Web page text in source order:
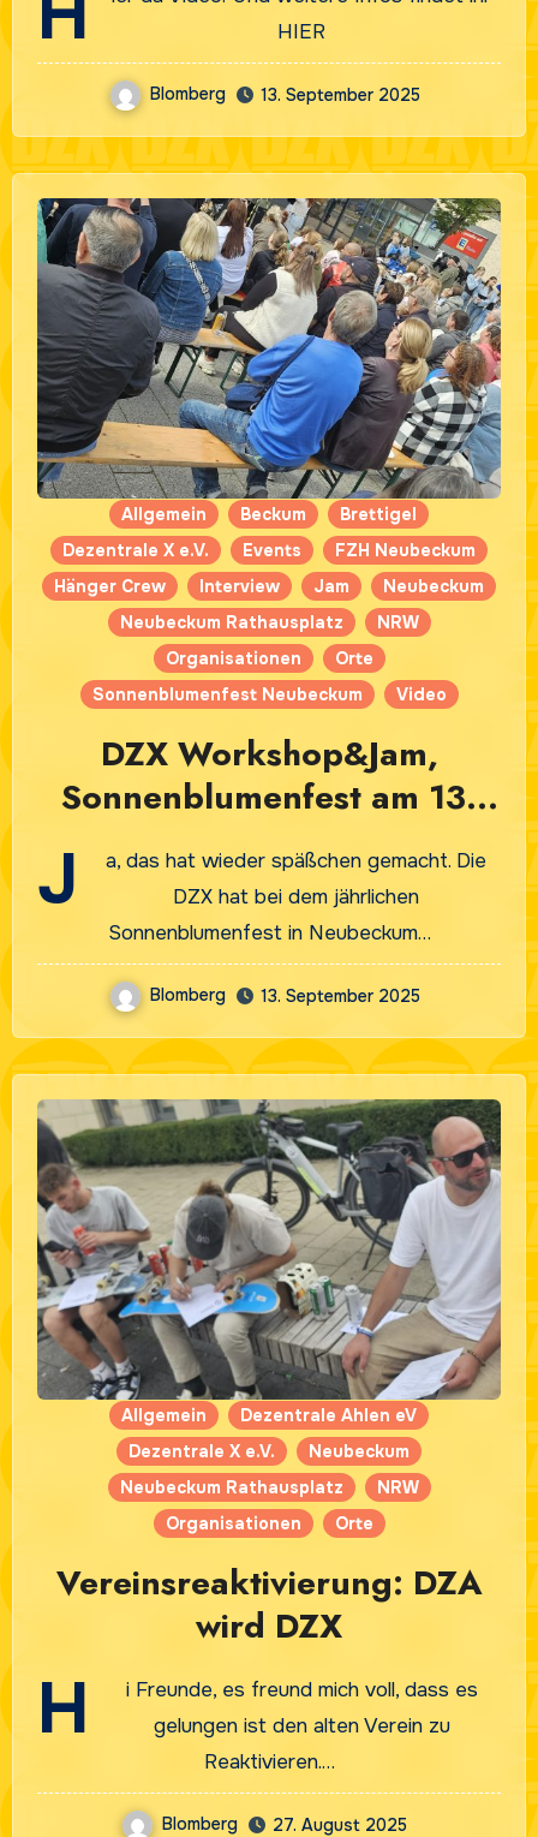
HIER
Blomberg 13. September 2025
Allgemein Beckum
Brettigel
Dezentrale X e.V.
Events
FZH Neubeckum
Hänger Crew
Interview Jam
Neubeckum
Neubeckum Rathausplatz
NRW
Organisationen
Orte
Sonnenblumenfest Neubeckum
Video
DZX Workshop&Jam,
Sonnenblumenfest am 13.
September 2025 in
Neubeckum
J
a, das hat wieder späßchen gemacht. Die
DZX hat bei dem jährlichen
Sonnenblumenfest in Neubeckum…
Blomberg 13. September 2025
Allgemein
Dezentrale Ahlen eV
Dezentrale X e.V.
Neubeckum
Neubeckum Rathausplatz
NRW
Organisationen
Orte
Vereinsreaktivierung: DZA
wird DZX
H
i Freunde, es freund mich voll, dass es
gelungen ist den alten Verein zu
Reaktivieren.…
Blomberg 27. August 2025